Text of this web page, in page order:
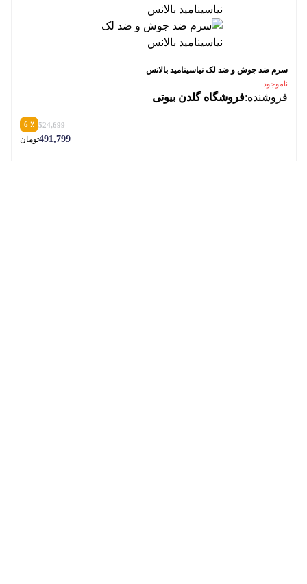
سرم ضد جوش و ضد لک نیاسینامید بالانس
ناموجود
فروشنده:فروشگاه گلدن بیوتی
524,699 ٪ 6
491,799تومان